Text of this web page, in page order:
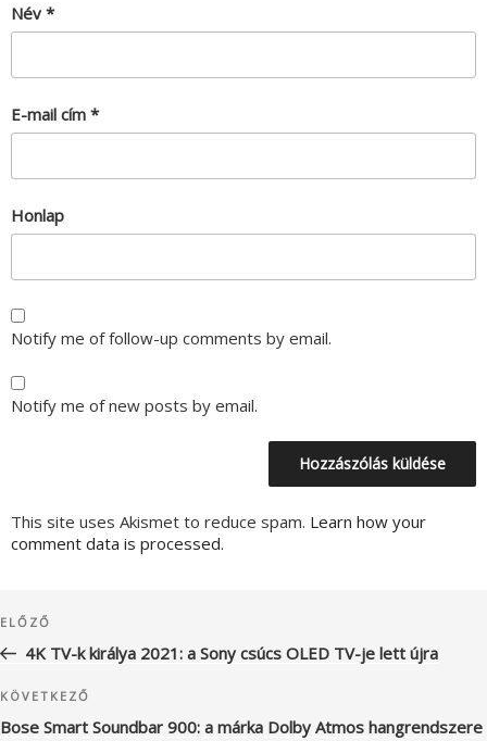
Név *
E-mail cím *
Honlap
Notify me of follow-up comments by email.
Notify me of new posts by email.
This site uses Akismet to reduce spam. Learn how your
comment data is processed.
navigáció
Korábbi
bejegyzés
ELŐZŐ
4K TV-k királya 2021: a Sony csúcs OLED TV-je lett újra
Következő
bejegyzés
KÖVETKEZŐ
Bose Smart Soundbar 900: a márka Dolby Atmos hangrendszere